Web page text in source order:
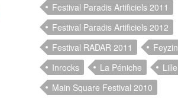
Festival Paradis Artificiels 2011
Festival Paradis Artificiels 2012
Festival RADAR 2011
Feyzin
Inrocks
La Péniche Lille
Main Square Festival 2010